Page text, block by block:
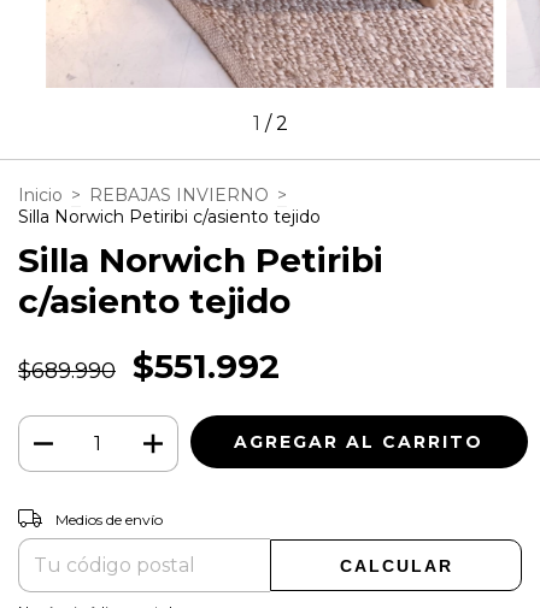
1 /2
Inicio > REBAJAS INVIERNO >
Silla Norwich Petiribi c/asiento tejido
Silla Norwich Petiribi
c/asiento tejido
$689.990 $551.992
Entregas para el CP:
Medios de envío
CALCULAR